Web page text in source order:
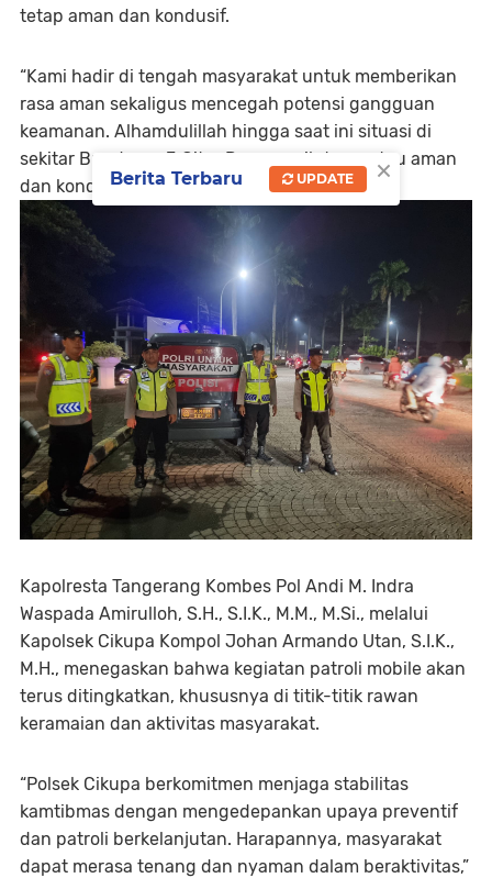
tetap aman dan kondusif.
“Kami hadir di tengah masyarakat untuk memberikan
rasa aman sekaligus mencegah potensi gangguan
keamanan. Alhamdulillah hingga saat ini situasi di
sekitar Bundaran 3 Citra Raya masih terpantau aman
dan kondusif,” ungkapnya.
Kapolresta Tangerang Kombes Pol Andi M. Indra
Waspada Amirulloh, S.H., S.I.K., M.M., M.Si., melalui
Kapolsek Cikupa Kompol Johan Armando Utan, S.I.K.,
M.H., menegaskan bahwa kegiatan patroli mobile akan
terus ditingkatkan, khususnya di titik-titik rawan
keramaian dan aktivitas masyarakat.
“Polsek Cikupa berkomitmen menjaga stabilitas
kamtibmas dengan mengedepankan upaya preventif
dan patroli berkelanjutan. Harapannya, masyarakat
dapat merasa tenang dan nyaman dalam beraktivitas,”
×
Berita Terbaru UPDATE